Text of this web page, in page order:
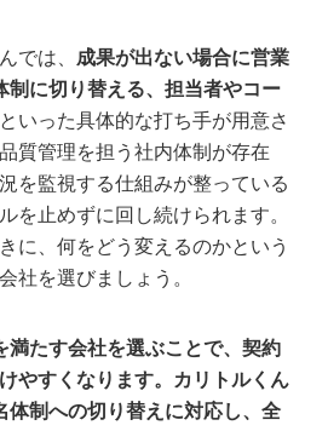
では、 成果が出ない場合に営業
制に切り替える、担当者やコー
といった具体的な打ち手が用意さ
質管理を担う社内体制が存在
を監視する仕組みが整っている
を止めずに回し続けられます。
に、何をどう変えるのかという
社を選びましょう。
満たす会社を選ぶことで、契約
やすくなります。カリトルくん
体制への切り替えに対応し、全